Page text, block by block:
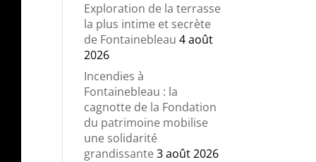
Exploration de la terrasse
la plus intime et secrète
de Fontainebleau 4 août
2026
Incendies à
Fontainebleau : la
cagnotte de la Fondation
du patrimoine mobilise
une solidarité
grandissante3 août 2026